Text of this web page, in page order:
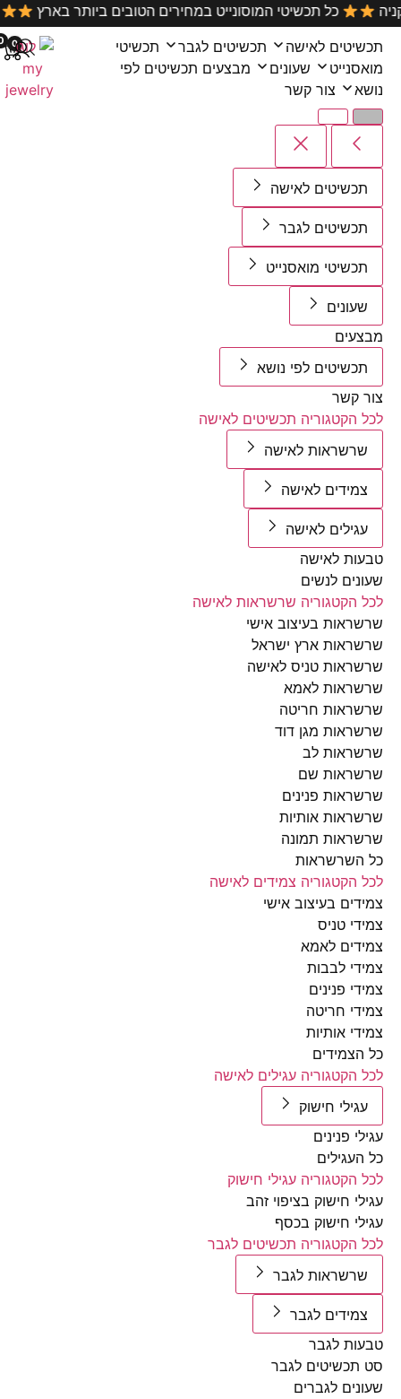
כל קניה כל תכשיטי המוסונייט במחירים הטובים ביותר בארץ
0 0 לאישה תכשיטים לגבר
תכשיטי
שעונים מבצעים תכשיטים לפי
צור קשר
לאישה
לגבר
מואסנייט
לפי נושא
קשר
תכשיטים לאישה
לאישה
לאישה
לאישה
לאישה
לנשים
הקטגוריה שרשראות לאישה
בעיצוב אישי
ארץ ישראל
טניס לאישה
לאמא
חריטה
מגן דוד
לב
שם
פנינים
אותיות
תמונה
צמידים לאישה
בעיצוב אישי
טניס
לאמא
לבבות
פנינים
חריטה
אותיות
עגילים לאישה
חישוק
פנינים
עגילי חישוק
חישוק בציפוי זהב
חישוק בכסף
תכשיטים לגבר
לגבר
לגבר
לגבר
לגבר
לגברים